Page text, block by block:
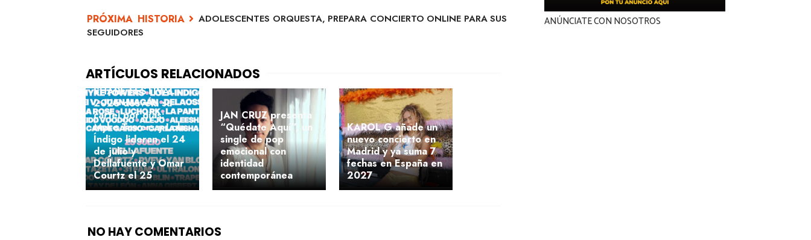
ADOLESCENTES ORQUESTA, PREPARA CONCIERTO ONLINE PARA SUS
SEGUIDORES
SHARE FESTIVAL
2026 desvela su
cartel por días:
Myke Towers y Lola
Índigo lideran el 24
de julio y
Dellafuente y Omar
Courtz el 25
JAN CRUZ presenta
“Quédate Aquí”, un
single de pop
emocional con
identidad
contemporánea
KAROL G añade un
nuevo concierto en
Madrid y ya suma 7
fechas en España en
2027
NO HAY COMENTARIOS
ANÚNCIATE CON NOSOTROS